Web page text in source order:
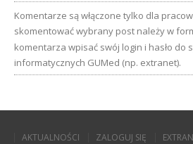
Komentarze są włączone tylko dla
skomentować wybrany post należy w
komentarza wpisać swój login i hasło do
informatycznych GUMed (np. extranet).
AKTUALNOŚCI ZALOGUJ SIĘ